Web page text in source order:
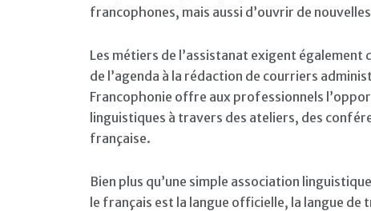
francophones, mais aussi d’ouvrir de
Les métiers de l’assistanat exigent
de l’agenda à la rédaction de courriers
Francophonie offre aux professionnels
linguistiques à travers des ateliers, des
française.
Bien plus qu’une simple association
le français est la langue officielle, la langue de